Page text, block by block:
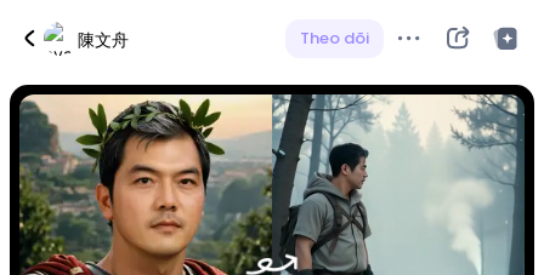
陳文舟 Theo dõi